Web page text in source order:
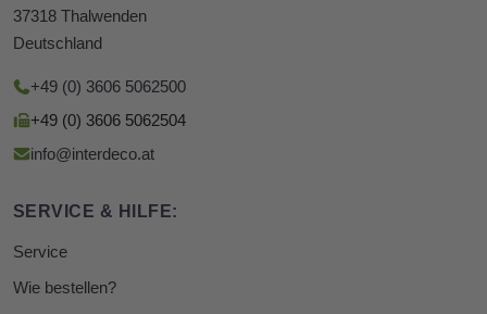
37318 Thalwenden
Deutschland
+49 (0) 3606 5062500
+49 (0) 3606 5062504
info@interdeco.at
SERVICE & HILFE:
Service
Wie bestellen?